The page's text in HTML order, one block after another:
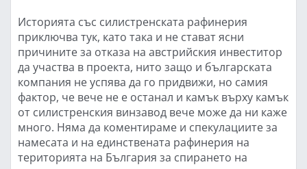
Историята със силистренската рафинерия
приключва тук, като така и не стават ясни
причините за отказа на австрийския инвеститор
да участва в проекта, нито защо и българската
компания не успява да го придвижи, но самия
фактор, че вече не е останал и камък върху камък
от силистренския винзавод вече може да ни каже
много. Няма да коментираме и спекулациите за
намесата и на единствената рафинерия на
територията на България за спирането на